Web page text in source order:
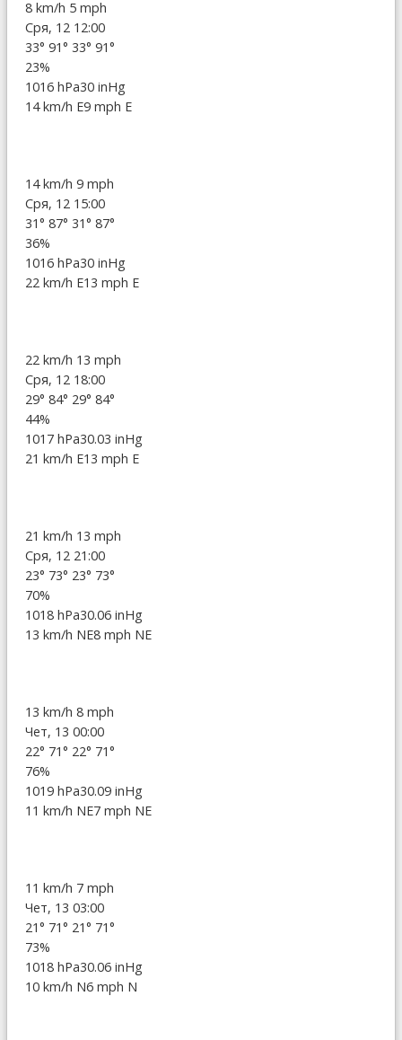
8 km/h 5 mph
Сря, 12 12:00
33° 91° 33° 91°
23%
1016 hPa30 inHg
14 km/h E9 mph E
14 km/h 9 mph
Сря, 12 15:00
31° 87° 31° 87°
36%
1016 hPa30 inHg
22 km/h E13 mph E
22 km/h 13 mph
Сря, 12 18:00
29° 84° 29° 84°
44%
1017 hPa30.03 inHg
21 km/h E13 mph E
21 km/h 13 mph
Сря, 12 21:00
23° 73° 23° 73°
70%
1018 hPa30.06 inHg
13 km/h NE8 mph NE
13 km/h 8 mph
Чет, 13 00:00
22° 71° 22° 71°
76%
1019 hPa30.09 inHg
11 km/h NE7 mph NE
11 km/h 7 mph
Чет, 13 03:00
21° 71° 21° 71°
73%
1018 hPa30.06 inHg
10 km/h N6 mph N